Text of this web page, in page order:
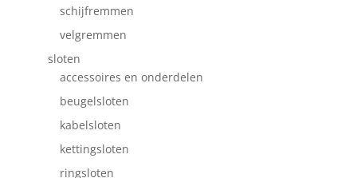
schijfremmen
velgremmen
sloten
accessoires en onderdelen
beugelsloten
kabelsloten
kettingsloten
ringsloten